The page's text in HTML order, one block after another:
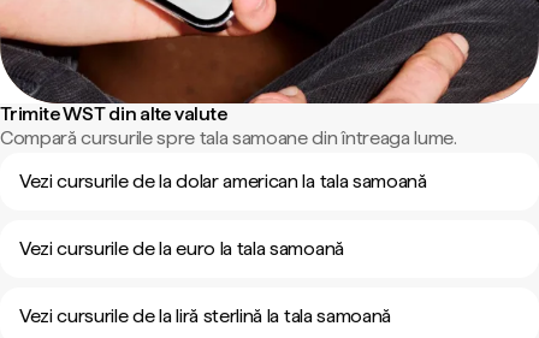
Trimite WST din alte valute
Compară cursurile spre tala samoane din întreaga lume.
Vezi cursurile de la dolar american la tala samoană
Vezi cursurile de la euro la tala samoană
Vezi cursurile de la liră sterlină la tala samoană